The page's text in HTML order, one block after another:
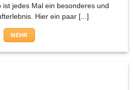
ist jedes Mal ein besonderes und
Hier ein paar [...]
MEHR